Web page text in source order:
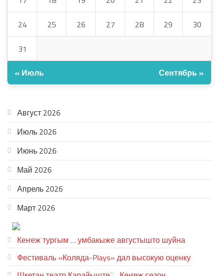
24 25 26 27 28 29 30
31
« Июль Сентябрь »
Август 2026
Июль 2026
Июнь 2026
Май 2026
Апрель 2026
Март 2026
Кеҥеж тургым … умбакыже августышто шуйна
Фестиваль «Коляда-Plays» дал высокую оценку